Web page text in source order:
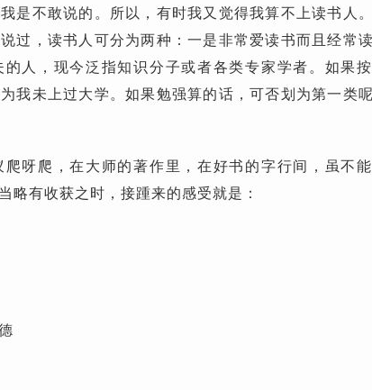
是不敢说的。所以，有时我又觉得我算不上读书人
过，读书人可分为两种：一是非常爱读书而且经常
人，现今泛指知识分子或者各类专家学者。如果
我未上过大学。如果勉强算的话，可否划为第一类
呀爬，在大师的著作里，在好书的字行间，虽不
略有收获之时，接踵来的感受就是：